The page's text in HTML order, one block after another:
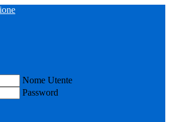
Nome Utente
Password